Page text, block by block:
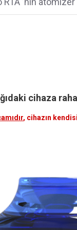
cihaza
, cihazın